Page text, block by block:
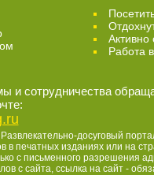
Активно
Работа
и сотрудничества
Развлекательно-досуговый
в печатных изданиях или на
с письменного разрешения
с сайта, ссылка на сайт -